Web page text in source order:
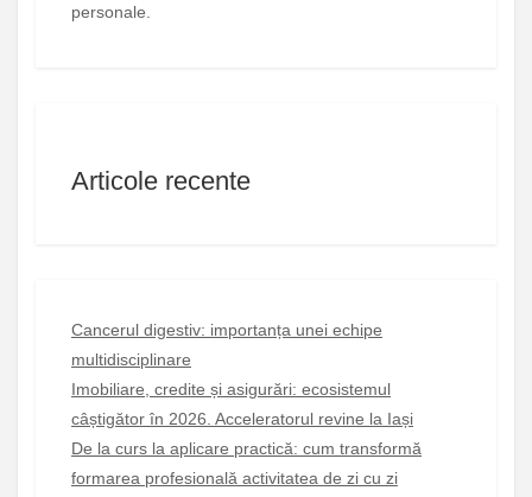
personale.
Articole recente
Cancerul digestiv: importanța unei echipe
multidisciplinare
Imobiliare, credite și asigurări: ecosistemul
câștigător în 2026. Acceleratorul revine la Iași
De la curs la aplicare practică: cum transformă
formarea profesională activitatea de zi cu zi